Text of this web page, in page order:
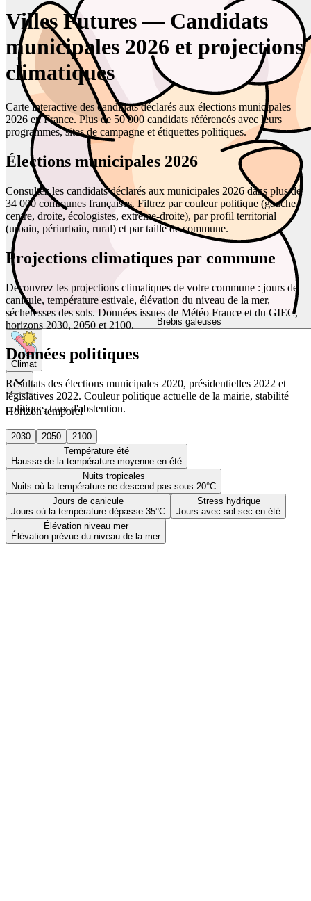
Brebis galeuses
Climat
Horizon temporel
2030 2050
2100
Température été
Hausse de la température moyenne en été
Nuits tropicales
Nuits où la température ne descend pas sous 20°C
Jours de canicule
Jours où la température dépasse 35°C
Stress hydrique
Jours avec sol sec en été
Élévation niveau mer
Élévation prévue du niveau de la mer
Villes Futures — Candidats
municipales 2026 et projections
climatiques
Carte interactive des candidats déclarés aux élections municipales
2026 en France. Plus de 50 000 candidats référencés avec leurs
programmes, sites de campagne et étiquettes politiques.
Élections municipales 2026
Consultez les candidats déclarés aux municipales 2026 dans plus de
34 000 communes françaises. Filtrez par couleur politique (gauche,
centre, droite, écologistes, extrême-droite), par profil territorial
(urbain, périurbain, rural) et par taille de commune.
Projections climatiques par commune
Découvrez les projections climatiques de votre commune : jours de
canicule, température estivale, élévation du niveau de la mer,
sécheresses des sols. Données issues de Météo France et du GIEC,
horizons 2030, 2050 et 2100.
Données politiques
Résultats des élections municipales 2020, présidentielles 2022 et
législatives 2022. Couleur politique actuelle de la mairie, stabilité
politique, taux d'abstention.